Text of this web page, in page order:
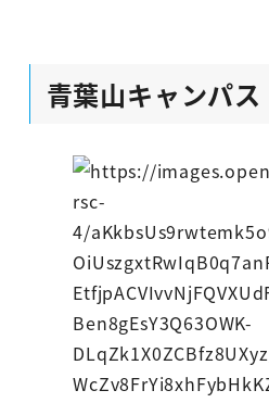
青葉山キャンパス